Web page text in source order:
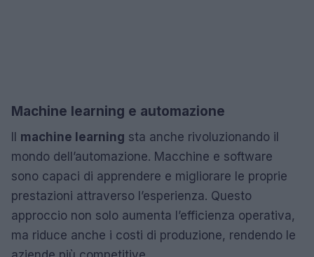
Machine learning e automazione
Il machine learning sta anche rivoluzionando il
mondo dell’automazione. Macchine e software
sono capaci di apprendere e migliorare le proprie
prestazioni attraverso l’esperienza. Questo
approccio non solo aumenta l’efficienza operativa,
ma riduce anche i costi di produzione, rendendo le